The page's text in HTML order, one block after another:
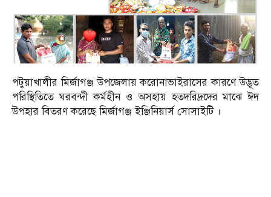
পটুয়াখালীর মির্জাগঞ্জ উপজেলায় করোনাভাইরাসের কারণে উদ্ভূত
পরিস্থিতিতে ঘরবন্দী কর্মহীন ও অসহায় হতদরিদ্রদের মাঝে ঈদ
উপহার বিতরণ করেছে মির্জাগঞ্জ ইঞ্জিনিয়ার্স সোসাইটি ।